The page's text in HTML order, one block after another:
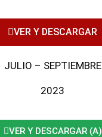
VER Y DESCARGAR
JULIO – SEPTIEMBRE
2023
VER Y DESCARGAR (A)